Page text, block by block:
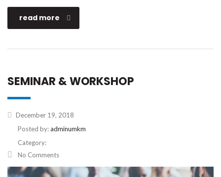
read more
SEMINAR & WORKSHOP
December 19, 2018
Posted by:adminumkm
Category:
No Comments